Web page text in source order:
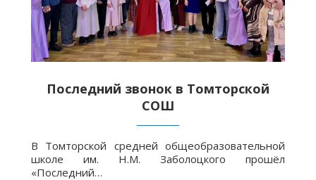
Последний звонок в Томторской
СОШ
В Томторской средней общеобразовательной
школе им. Н.М. Заболоцкого прошёл
«Последний…